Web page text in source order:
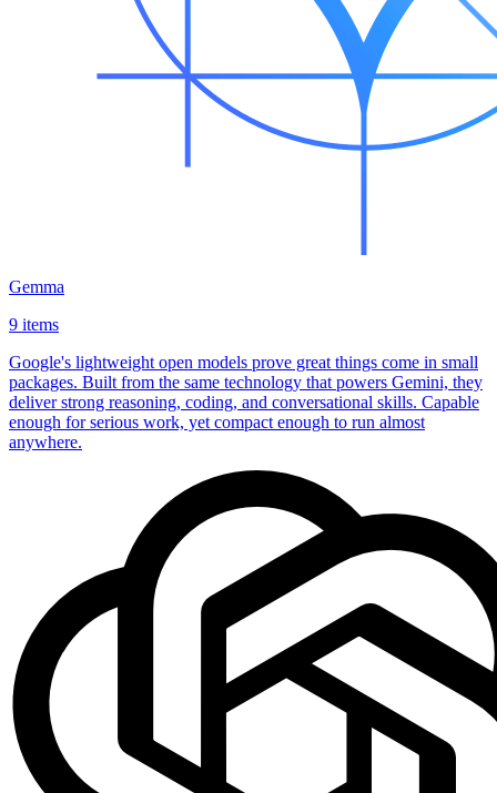
Gemma
9 items
Google's lightweight open models prove great things come in small
packages. Built from the same technology that powers Gemini, they
deliver strong reasoning, coding, and conversational skills. Capable
enough for serious work, yet compact enough to run almost
anywhere.